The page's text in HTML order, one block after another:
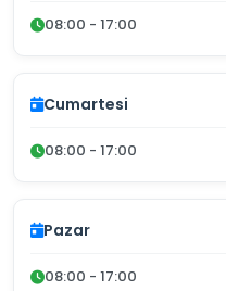
08:00 - 17:00
Cumartesi
08:00 - 17:00
Pazar
08:00 - 17:00